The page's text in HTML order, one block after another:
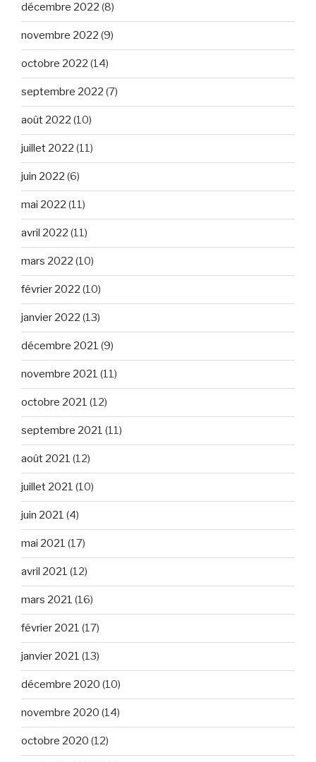
décembre 2022 (8)
novembre 2022 (9)
octobre 2022 (14)
septembre 2022 (7)
août 2022 (10)
juillet 2022 (11)
juin 2022 (6)
mai 2022 (11)
avril 2022 (11)
mars 2022 (10)
février 2022 (10)
janvier 2022 (13)
décembre 2021 (9)
novembre 2021 (11)
octobre 2021 (12)
septembre 2021 (11)
août 2021 (12)
juillet 2021 (10)
juin 2021 (4)
mai 2021 (17)
avril 2021 (12)
mars 2021 (16)
février 2021 (17)
janvier 2021 (13)
décembre 2020 (10)
novembre 2020 (14)
octobre 2020 (12)